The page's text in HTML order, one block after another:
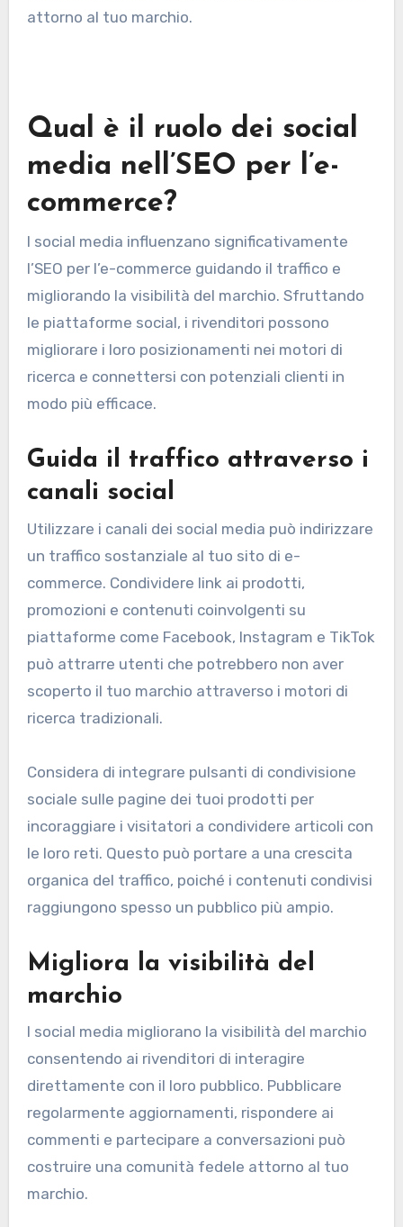
attorno al tuo marchio.
Qual è il ruolo dei social
media nell’SEO per l’e-
commerce?
I social media influenzano significativamente
l’SEO per l’e-commerce guidando il traffico e
migliorando la visibilità del marchio. Sfruttando
le piattaforme social, i rivenditori possono
migliorare i loro posizionamenti nei motori di
ricerca e connettersi con potenziali clienti in
modo più efficace.
Guida il traffico attraverso i
canali social
Utilizzare i canali dei social media può indirizzare
un traffico sostanziale al tuo sito di e-
commerce. Condividere link ai prodotti,
promozioni e contenuti coinvolgenti su
piattaforme come Facebook, Instagram e TikTok
può attrarre utenti che potrebbero non aver
scoperto il tuo marchio attraverso i motori di
ricerca tradizionali.
Considera di integrare pulsanti di condivisione
sociale sulle pagine dei tuoi prodotti per
incoraggiare i visitatori a condividere articoli con
le loro reti. Questo può portare a una crescita
organica del traffico, poiché i contenuti condivisi
raggiungono spesso un pubblico più ampio.
Migliora la visibilità del
marchio
I social media migliorano la visibilità del marchio
consentendo ai rivenditori di interagire
direttamente con il loro pubblico. Pubblicare
regolarmente aggiornamenti, rispondere ai
commenti e partecipare a conversazioni può
costruire una comunità fedele attorno al tuo
marchio.